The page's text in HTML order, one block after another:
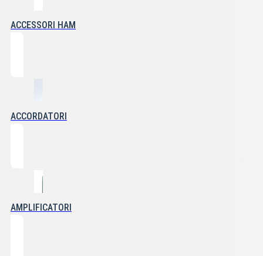
ACCESSORI HAM
ACCORDATORI
AMPLIFICATORI